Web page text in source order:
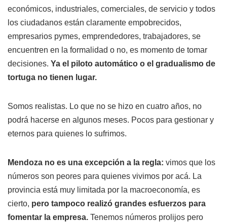
económicos, industriales, comerciales, de servicio y todos
los ciudadanos están claramente empobrecidos,
empresarios pymes, emprendedores, trabajadores, se
encuentren en la formalidad o no, es momento de tomar
decisiones. Ya el piloto automático o el gradualismo de
tortuga no tienen lugar.
Somos realistas. Lo que no se hizo en cuatro años, no
podrá hacerse en algunos meses. Pocos para gestionar y
eternos para quienes lo sufrimos.
Mendoza no es una excepción a la regla: vimos que los
números son peores para quienes vivimos por acá. La
provincia está muy limitada por la macroeconomía, es
cierto, pero tampoco realizó grandes esfuerzos para
fomentar la empresa. Tenemos números prolijos pero